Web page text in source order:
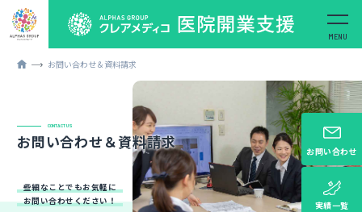
お問い合わせ＆資料請求
CONTACT US
お問い合わせ＆資料請求
些細なことでもお気軽に
お問い合わせください！
お問い合わせ
実績一覧